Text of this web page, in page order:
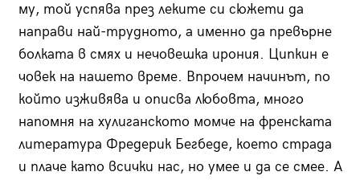
му, той успява през леките си сюжети да
направи най-трудното, а именно да превърне
болката в смях и нечовешка ирония. Ципкин е
човек на нашето време. Впрочем начинът, по
който изживява и описва любовта, много
напомня на хулиганското момче на френската
литература Фредерик Бегбеде, което страда
и плаче като всички нас, но умее и да се смее. А